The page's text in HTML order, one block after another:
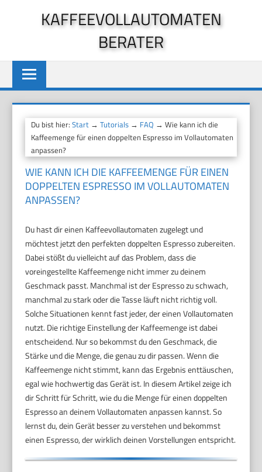
KAFFEEVOLLAUTOMATEN
BERATER
Du bist hier:Start →Tutorials → FAQ → Wie kann ich die
Kaffeemenge für einen doppelten Espresso im Vollautomaten
anpassen?
WIE KANN ICH DIE KAFFEEMENGE FÜR EINEN
DOPPELTEN ESPRESSO IM VOLLAUTOMATEN
ANPASSEN?
Du hast dir einen Kaffeevollautomaten zugelegt und
möchtest jetzt den perfekten doppelten Espresso zubereiten.
Dabei stößt du vielleicht auf das Problem, dass die
voreingestellte Kaffeemenge nicht immer zu deinem
Geschmack passt. Manchmal ist der Espresso zu schwach,
manchmal zu stark oder die Tasse läuft nicht richtig voll.
Solche Situationen kennt fast jeder, der einen Vollautomaten
nutzt. Die richtige Einstellung der Kaffeemenge ist dabei
entscheidend. Nur so bekommst du den Geschmack, die
Stärke und die Menge, die genau zu dir passen. Wenn die
Kaffeemenge nicht stimmt, kann das Ergebnis enttäuschen,
egal wie hochwertig das Gerät ist. In diesem Artikel zeige ich
dir Schritt für Schritt, wie du die Menge für einen doppelten
Espresso an deinem Vollautomaten anpassen kannst. So
lernst du, dein Gerät besser zu verstehen und bekommst
einen Espresso, der wirklich deinen Vorstellungen entspricht.